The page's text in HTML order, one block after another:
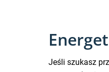
Jeśli szukasz